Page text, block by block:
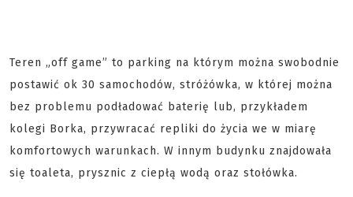
Teren „off game” to parking na którym można swobodnie
postawić ok 30 samochodów, stróżówka, w której można
bez problemu podładować baterię lub, przykładem
kolegi Borka, przywracać repliki do życia we w miarę
komfortowych warunkach. W innym budynku znajdowała
się toaleta, prysznic z ciepłą wodą oraz stołówka.